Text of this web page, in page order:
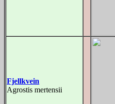
Fjellkvein
Agrostis mertensii